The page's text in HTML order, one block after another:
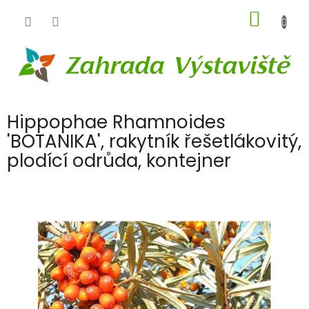
KOŠÍK
Hippophae Rhamnoides
'BOTANIKA', rakytník řešetlákovitý,
plodící odrůda, kontejner